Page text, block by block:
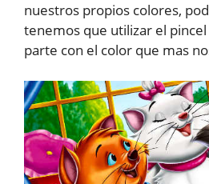
nuestros propios colores,
tenemos que utilizar el
parte con el color que mas